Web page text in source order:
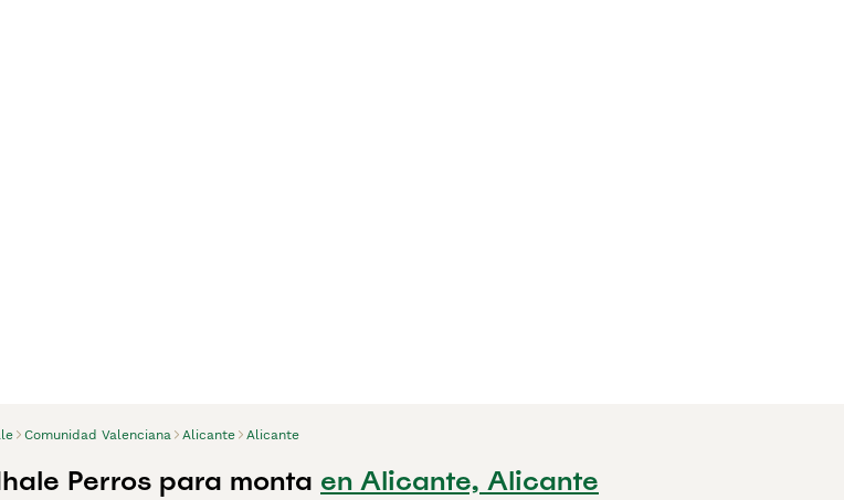
Comunidad Valenciana Alicante Alicante
Perros para monta en Alicante, Alicante